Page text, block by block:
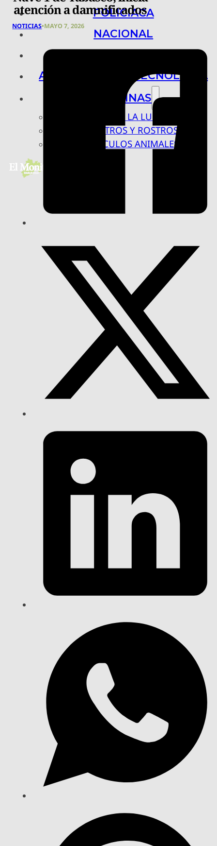
POLICIACA
NACIONAL
ARTE, CIENCIA Y TECNOLOGÍA
COLUMNAS
BAJO LA LUPA
RASTROS Y ROSTROS
VÍNCULOS ANIMALES
atención a damnificados
NOTICIAS•MAYO 7, 2026